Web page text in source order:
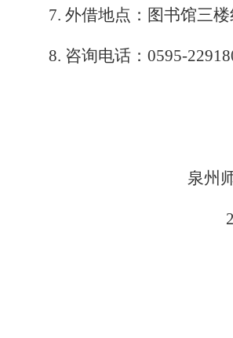
7. 外借地点：图书馆三
8. 咨询电话：0595-
泉州